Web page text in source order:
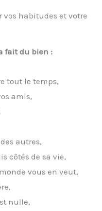
vos habitudes et votre
fait du bien :
tout le temps,
amis,
autres,
côtés de sa vie,
vous en veut,
nulle,